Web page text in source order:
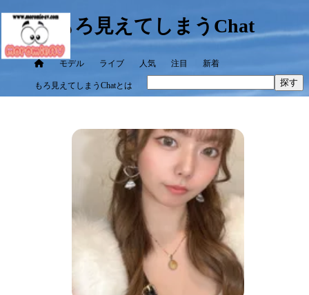
もろ見えてしまうChat
モデル ライブ 人気 注目 新着
もろ見えてしまうChatとは 探す